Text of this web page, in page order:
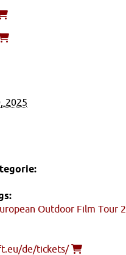
2025
Outdoor Film Tour
de/tickets/